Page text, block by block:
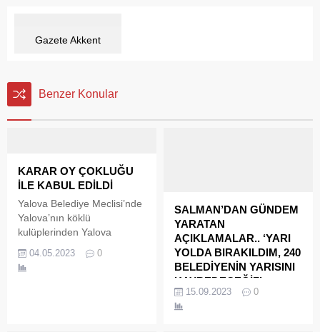
Gazete Akkent
Benzer Konular
KARAR OY ÇOKLUĞU
İLE KABUL EDİLDİ
Yalova Belediye Meclisi’nde
Yalova’nın köklü
kulüplerinden Yalova
borcunun belediye
tarafından yasal olarak
04.05.2023 0
SALMAN’DAN GÜNDEM
YARATAN
AÇIKLAMALAR.. ‘YARI
YOLDA BIRAKILDIM, 240
BELEDİYENİN YARISINI
KAYBEDECEĞİZ’
Önceki Yalova Belediye
Başkanı Vefa Salman,
15.09.2023 0